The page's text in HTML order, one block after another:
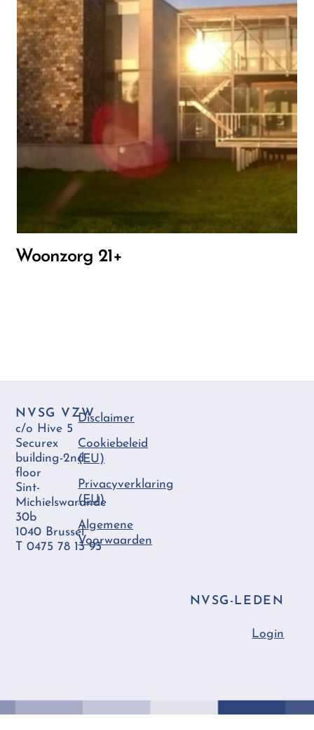
Woonzorg 21+
NVSG VZW
c/o Hive 5
Securex
building-2nd
floor
Sint-
Michielswarande
30b
1040 Brussel
T 0475 78 13 93
Disclaimer
Cookiebeleid
(EU)
Privacyverklaring
(EU)
Algemene
Voorwaarden
NVSG-LEDEN
Login